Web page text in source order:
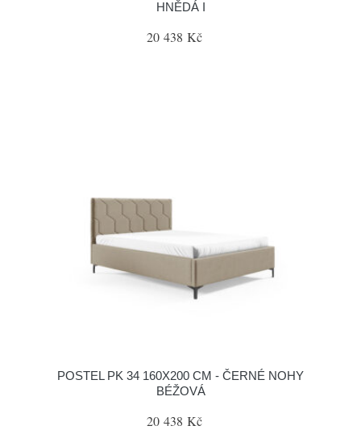
HNĚDÁ I
20 438 Kč
POSTEL PK 34 160X200 CM - ČERNÉ NOHY
BÉŽOVÁ
20 438 Kč